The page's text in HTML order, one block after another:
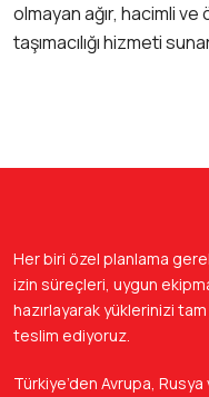
olmayan ağır, hacimli
taşımacılığı hizmeti
Her biri özel planlama
izin süreçleri, uygun
hazırlayarak yüklerinizi
teslim ediyoruz.
Türkiye’den Avrupa,